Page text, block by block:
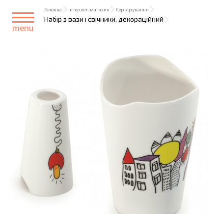
menu
Головна Інтернет-магазин Сервірування
Набір з вази і свічники, декораційний